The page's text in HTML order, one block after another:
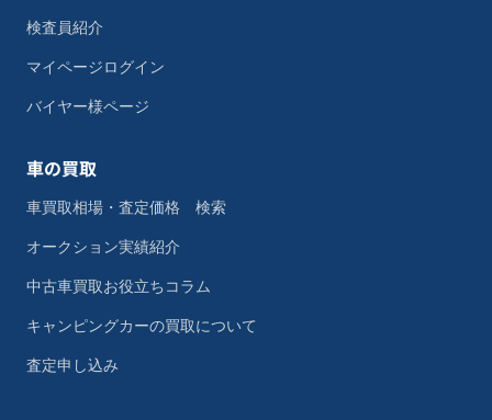
検査員紹介
マイページログイン
バイヤー様ページ
車の買取
車買取相場・査定価格 検索
オークション実績紹介
中古車買取お役立ちコラム
キャンピングカーの買取について
査定申し込み